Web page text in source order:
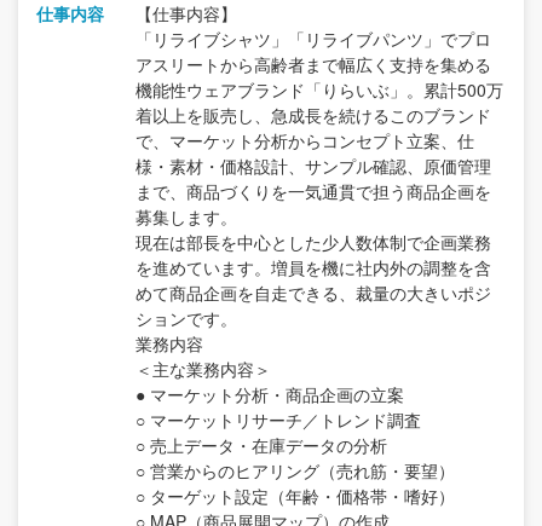
仕事内容
【仕事内容】
「リライブシャツ」「リライブパンツ」でプロ
アスリートから高齢者まで幅広く支持を集める
機能性ウェアブランド「りらいぶ」。累計500万
着以上を販売し、急成長を続けるこのブランド
で、マーケット分析からコンセプト立案、仕
様・素材・価格設計、サンプル確認、原価管理
まで、商品づくりを一気通貫で担う商品企画を
募集します。
現在は部長を中心とした少人数体制で企画業務
を進めています。増員を機に社内外の調整を含
めて商品企画を自走できる、裁量の大きいポジ
ションです。
業務内容
＜主な業務内容＞
● マーケット分析・商品企画の立案
○ マーケットリサーチ／トレンド調査
○ 売上データ・在庫データの分析
○ 営業からのヒアリング（売れ筋・要望）
○ ターゲット設定（年齢・価格帯・嗜好）